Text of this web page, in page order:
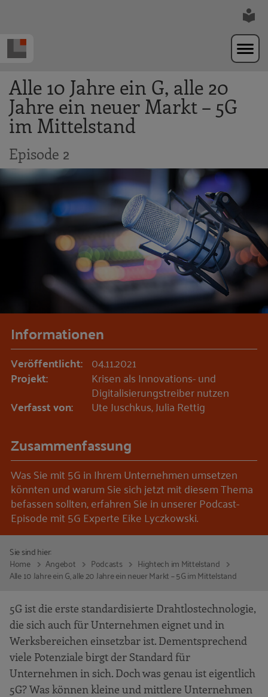
Alle 10 Jahre ein G, alle 20
Jahre ein neuer Markt – 5G
im Mittelstand
Episode 2
Informationen
Veröffentlicht: 04.11.2021
Projekt: Krisen als Innovations- und
Digitalisierungstreiber nutzen
Verfasst von: Ute Juschkus, Julia Rettig
Zusammenfassung
Was Sie mit 5G in Ihrem Unternehmen umsetzen
könnten und warum Sie sich jetzt mit diesem Thema
befassen sollten, erfahren Sie in unserer Podcast-
Episode mit 5G Experte Eike Lyczkowski.
Sie sind hier:
Home
Angebot Podcasts
Hightech im Mittelstand
Alle 10 Jahre ein G, alle 20 Jahre ein neuer Markt – 5G im Mittelstand
5G ist die erste standardisierte Drahtlostechnologie,
die sich auch für Unternehmen eignet und in
Werksbereichen einsetzbar ist. Dementsprechend
viele Potenziale birgt der Standard für
Unternehmen in sich. Doch was genau ist eigentlich
5G? Was können kleine und mittlere Unternehmen